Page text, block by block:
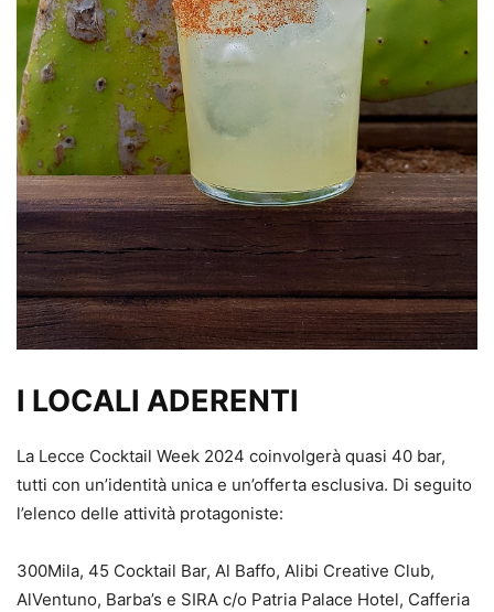
I LOCALI ADERENTI
La Lecce Cocktail Week 2024 coinvolgerà quasi 40 bar,
tutti con un’identità unica e un’offerta esclusiva. Di seguito
l’elenco delle attività protagoniste:
300Mila, 45 Cocktail Bar, Al Baffo, Alibi Creative Club,
AlVentuno, Barba’s e SIRA c/o Patria Palace Hotel, Cafferia